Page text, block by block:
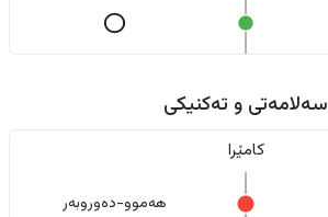
سەلامەتی و تەکنیکی
کامێرا
هەموو-دەوروبەر